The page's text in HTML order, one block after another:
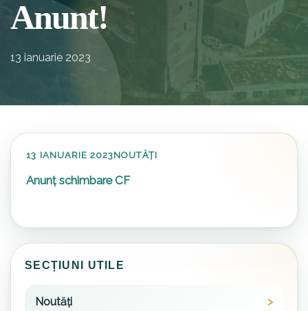
Anunt!
13 ianuarie 2023
13 IANUARIE 2023NOUTĂȚI
Anunț schimbare CF
SECȚIUNI UTILE
Noutăți